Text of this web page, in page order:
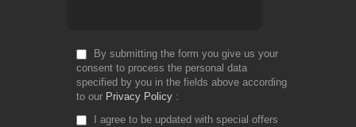
By submitting the form you give us your
consent to process the personal data
specified by you in the fields above according
to our Privacy Policy
I agree to be updated with special offers